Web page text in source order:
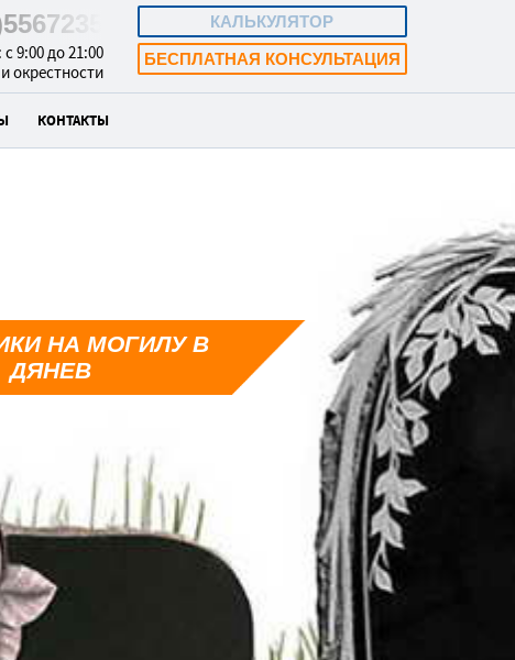
КАЛЬКУЛЯТОР
БЕСПЛАТНАЯ КОНСУЛЬТАЦИЯ
9:00 до 21:00
и окрестности
КОНТАКТЫ
НА МОГИЛУ В
ДЯНЕВ